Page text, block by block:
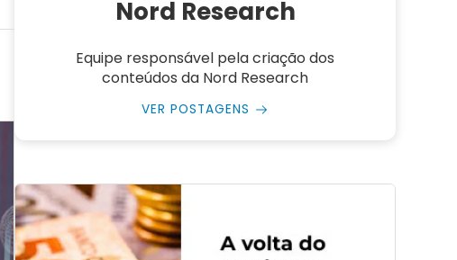
Nord Research
Equipe responsável pela criação dos
conteúdos da Nord Research
VER POSTAGENS